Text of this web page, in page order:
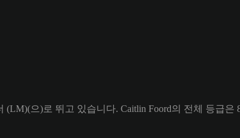
으)로 뛰고 있습니다. Caitlin Foord의 전체 등급은